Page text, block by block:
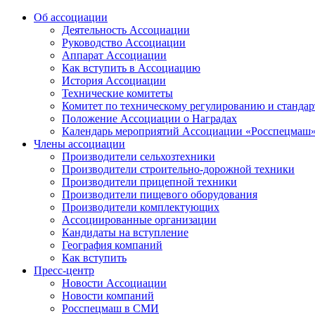
Об ассоциации
Деятельность Ассоциации
Руководство Ассоциации
Аппарат Ассоциации
Как вступить в Ассоциацию
История Ассоциации
Технические комитеты
Комитет по техническому регулированию и
Положение Ассоциации о Наградах
Календарь мероприятий Ассоциации «Росспецмаш»
Члены ассоциации
Производители сельхозтехники
Производители строительно-дорожной техники
Производители прицепной техники
Производители пищевого оборудования
Производители комплектующих
Ассоциированные организации
Кандидаты на вступление
География компаний
Как вступить
Пресс-центр
Новости Ассоциации
Новости компаний
Росспецмаш в СМИ